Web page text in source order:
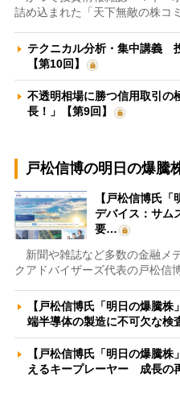
詰め込まれた「天下無敵の株コ
テクニカル分析・集中講義
【第10回】
不透明相場に勝つ信用取引
長！」【第9回】
戸松信博の明日の爆騰
【戸松信博氏
デバイス：サム
要…
新聞や雑誌など多数の金融メ
クアドバイザーズ代表の戸松信
【戸松信博氏「明日の爆騰
端半導体の製造に不可欠な検
【戸松信博氏「明日の爆騰
えるキープレーヤー 成長の